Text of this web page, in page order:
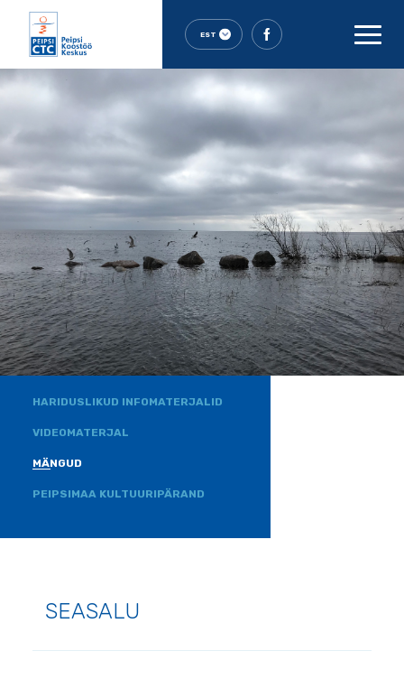
EST
HARIDUSLIKUD INFOMATERJALID
VIDEOMATERJAL
MÄNGUD
PEIPSIMAA KULTUURIPÄRAND
SEASALU